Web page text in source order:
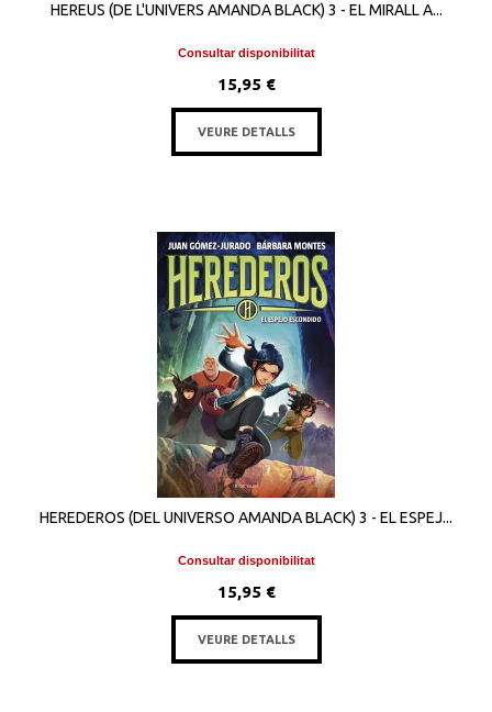
HEREUS (DE L'UNIVERS AMANDA BLACK) 3 - EL MIRALL A...
Consultar disponibilitat
15,95 €
VEURE DETALLS
HEREDEROS (DEL UNIVERSO AMANDA BLACK) 3 - EL ESPEJ...
Consultar disponibilitat
15,95 €
VEURE DETALLS